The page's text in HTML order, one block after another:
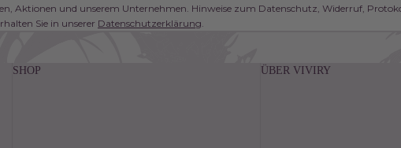
Aktionen und unserem Unternehmen. Hinweise zum Datenschutz, Widerruf,
Sie in unserer Datenschutzerklärung
SHOP ÜBER VIVIRY